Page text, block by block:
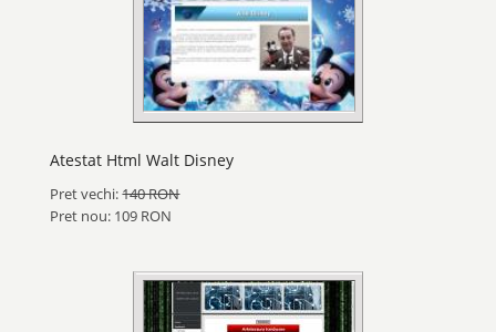
Atestat Html Walt Disney
Pret vechi:140 RON
Pret nou: 109 RON